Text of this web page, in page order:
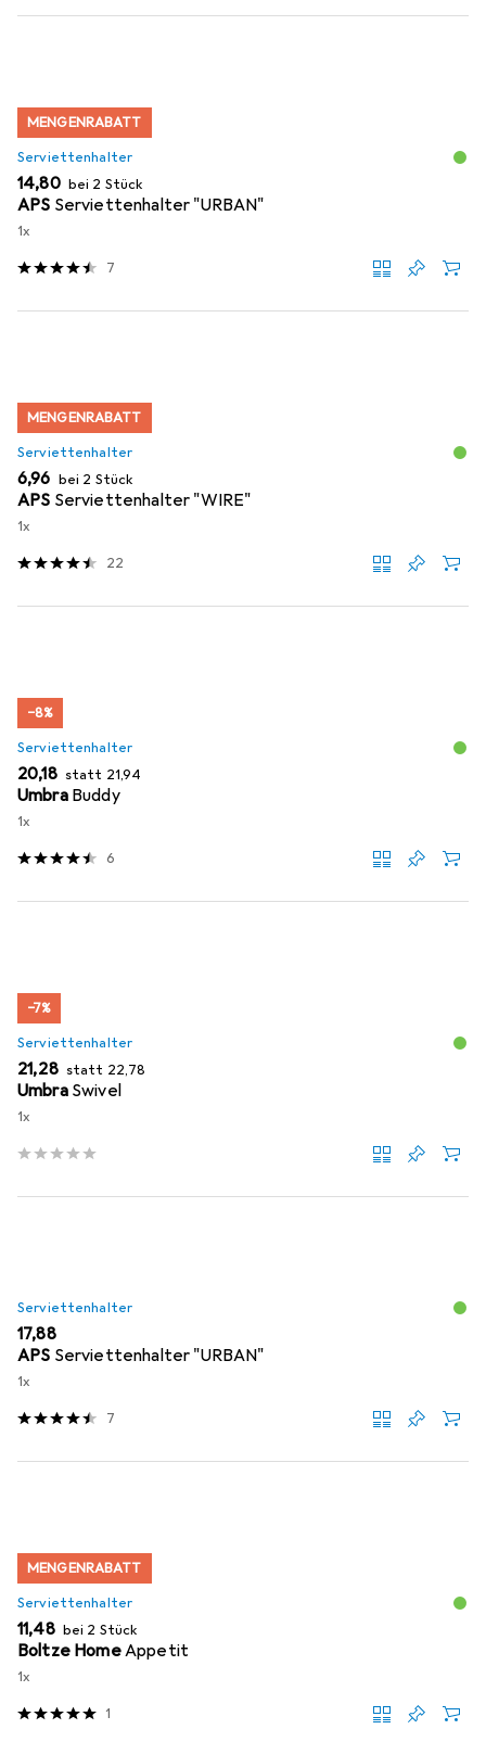
MENGENRABATT
Serviettenhalter
EUR
14,80 bei 2 Stück
APS Serviettenhalter "URBAN"
1x
7
MENGENRABATT
Serviettenhalter
EUR
6,96 bei 2 Stück
APS Serviettenhalter "WIRE"
1x
22
−8%
Serviettenhalter
EUR
20,18 statt EUR
21,94
Umbra Buddy
1x
6
−7%
Serviettenhalter
EUR
21,28 statt EUR
22,78
Umbra Swivel
1x
Serviettenhalter
EUR
17,88
APS Serviettenhalter "URBAN"
1x
7
MENGENRABATT
Serviettenhalter
EUR
11,48 bei 2 Stück
Boltze HomeAppetit
1x
1